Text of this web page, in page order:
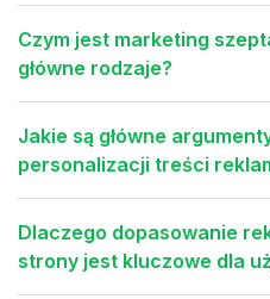
Czym jest marketing
główne rodzaje?
Jakie są główne
personalizacji treści
Dlaczego dopasowanie
strony jest kluczowe dla